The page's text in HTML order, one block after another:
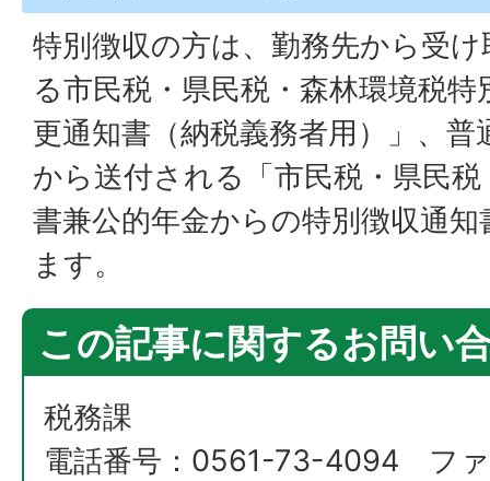
特別徴収の方は、勤務先から受
る市民税・県民税・森林環境税
更通知書（納税義務者用）」、
から送付される「市民税・県民
書兼公的年金からの特別徴収通
ます。
この記事に関するお問い
税務課
電話番号：0561-73-4094 フ